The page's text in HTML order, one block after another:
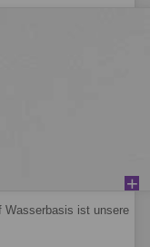
Wasserbasis ist unsere